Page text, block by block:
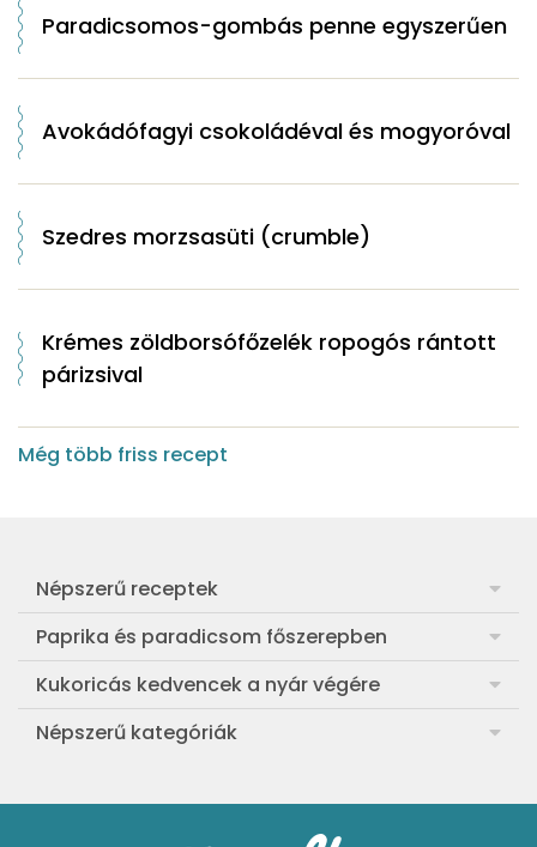
Paradicsomos-gombás penne egyszerűen
Avokádófagyi csokoládéval és mogyoróval
Szedres morzsasüti (crumble)
Krémes zöldborsófőzelék ropogós rántott
párizsival
Még több friss recept
Népszerű receptek
Frankfurti leves
Egyszerű muffin
Aranygaluska
Egyszerű krumplifőzelék
Paprika és paradicsom főszerepben
Pan con Tomate
Paradicsom és paprika eltevése télre
Paradicsomos húsgombóc
Kukoricás kedvencek a nyár végére
Legfinomabb főtt kukorica
Népszerű kategóriák